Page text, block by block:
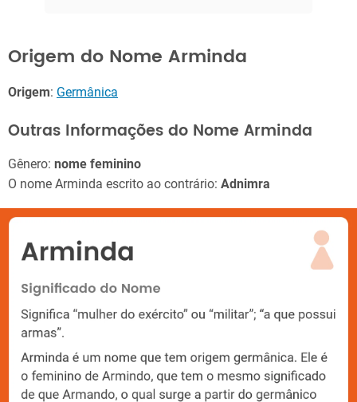
Origem do Nome Arminda
Origem: Germânica
Outras Informações do Nome Arminda
Gênero: nome feminino
O nome Arminda escrito ao contrário: Adnimra